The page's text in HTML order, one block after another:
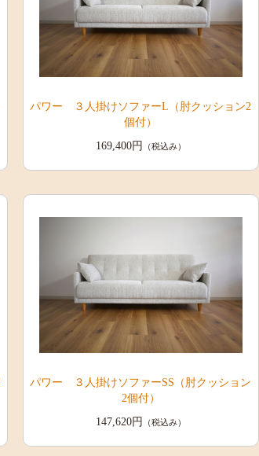
パワー ３人掛けソファーL（肘クッション2
個付）
169,400円
（税込み）
パワー ３人掛けソファーSS（肘クッション
2個付）
147,620円
（税込み）